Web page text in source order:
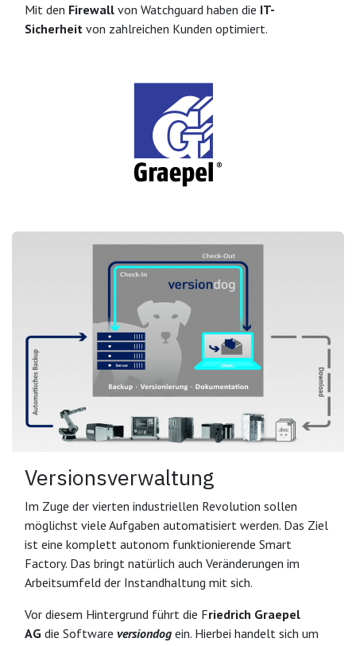
Mit den Firewall von Watchguard haben die IT-
Sicherheit von zahlreichen Kunden optimiert.
Versionsverwaltung
Im Zuge der vierten industriellen Revolution sollen
möglichst viele Aufgaben automatisiert werden. Das Ziel
ist eine komplett autonom funktionierende Smart
Factory. Das bringt natürlich auch Veränderungen im
Arbeitsumfeld der Instandhaltung mit sich.
Vor diesem Hintergrund führt die Friedrich Graepel
AG die Software versiondog ein. Hierbei handelt sich um